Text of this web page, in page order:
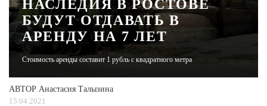
ЖУРНАЛ
НАСЛЕДИЯ В РОСТОВЕ
БУДУТ ОТДАВАТЬ В
АРЕНДУ НА 7 ЛЕТ
Стоимость аренды составит 1 рубль с квадратного метра
АВТОР Анастасия Талызина
15.04.2021